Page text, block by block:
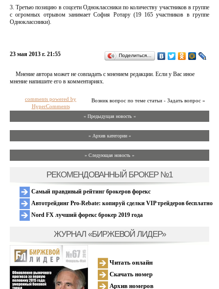
3. Третью позицию в соцсети Одноклассники по количеству участников в группе
с огромных отрывом занимает София Ротару (19 165 участников в группе
Одноклассники).
23 мая 2013 г. 21:55 Поделиться…
Мнение автора может не совпадать с мнением редакции. Если у Вас иное
мнение напишите его в комментариях.
Возник вопрос по теме статьи - Задать вопрос »
comments powered by
HyperComments
« Предыдущая новость «
» Архив категории «
» Следующая новость »
РЕКОМЕНДОВАННЫЙ БРОКЕР №1
Самый правдивый рейтинг брокеров форекс
Автотрейдинг Pro-Rebate: копируй сделки VIP трейдеров бесплатно
Nord FX лучший форекс брокер 2019 года
ЖУРНАЛ «БИРЖЕВОЙ ЛИДЕР»
Читать онлайн
Скачать номер
Архив номеров